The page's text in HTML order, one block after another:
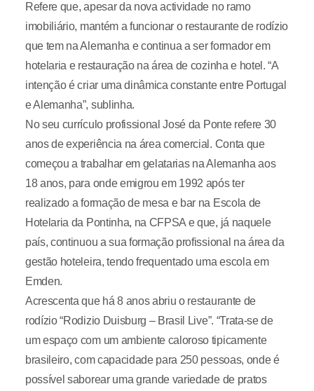
Refere que, apesar da nova actividade no ramo
imobiliário, mantém a funcionar o restaurante de rodízio
que tem na Alemanha e continua a ser formador em
hotelaria e restauração na área de cozinha e hotel. “A
intenção é criar uma dinâmica constante entre Portugal
e Alemanha”, sublinha.
No seu currículo profissional José da Ponte refere 30
anos de experiência na área comercial. Conta que
começou a trabalhar em gelatarias na Alemanha aos
18 anos, para onde emigrou em 1992 após ter
realizado a formação de mesa e bar na Escola de
Hotelaria da Pontinha, na CFPSA e que, já naquele
país, continuou a sua formação profissional na área da
gestão hoteleira, tendo frequentado uma escola em
Emden.
Acrescenta que há 8 anos abriu o restaurante de
rodízio “Rodizio Duisburg – Brasil Live”. “Trata-se de
um espaço com um ambiente caloroso tipicamente
brasileiro, com capacidade para 250 pessoas, onde é
possível saborear uma grande variedade de pratos